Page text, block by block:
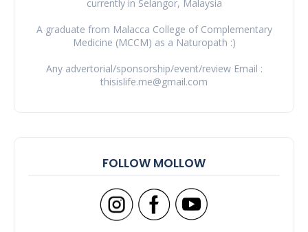
currently in Selangor, Malaysia
A graduate from Malacca College of Complementary
Medicine (MCCM) as a Naturopath :)
Any advertorial/sponsorship/event/review Email :
thisislife.me@gmail.com
FOLLOW MOLLOW